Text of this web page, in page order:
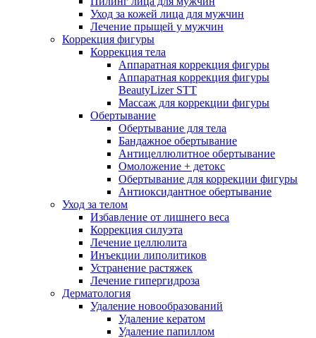
Уход за кожей лица для мужчин
Лечение прыщей у мужчин
Коррекция фигуры
Коррекция тела
Аппаратная коррекция фигуры
Аппаратная коррекция фигуры
BeautyLizer STT
Массаж для коррекции фигуры
Обертывание
Обертывание для тела
Бандажное обертывание
Антицеллюлитное обертывание
Омоложение + детокс
Обертывание для коррекции фигуры
Антиоксидантное обертывание
Уход за телом
Избавление от лишнего веса
Коррекция силуэта
Лечение целлюлита
Инъекции липолитиков
Устранение растяжек
Лечение гипергидроза
Дерматология
Удаление новообразований
Удаление кератом
Удаление папиллом